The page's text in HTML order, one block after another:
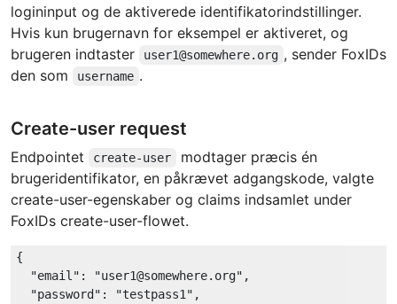
logininput og de aktiverede identifikatorindstillinger.
Hvis kun brugernavn for eksempel er aktiveret, og
brugeren indtaster
user1@somewhere.org , sender FoxIDs
den som
username .
Create-user request
Endpointet create-user
modtager præcis én
brugeridentifikator, en påkrævet adgangskode, valgte
create-user-egenskaber og claims indsamlet under
FoxIDs create-user-flowet.
{
"email" : "user1@somewhere.org" ,
"password" : "testpass1" ,